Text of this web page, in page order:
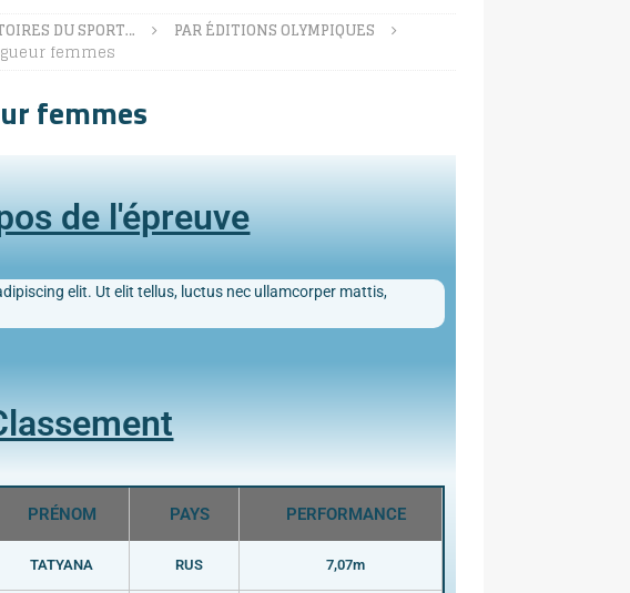
DU SPORT…
PAR ÉDITIONS OLYMPIQUES
femmes
femmes
de l'épreuve
elit. Ut elit tellus, luctus nec ullamcorper mattis,
PRÉNOM PAYS PERFORMANCE
TATYANA RUS 7,07m